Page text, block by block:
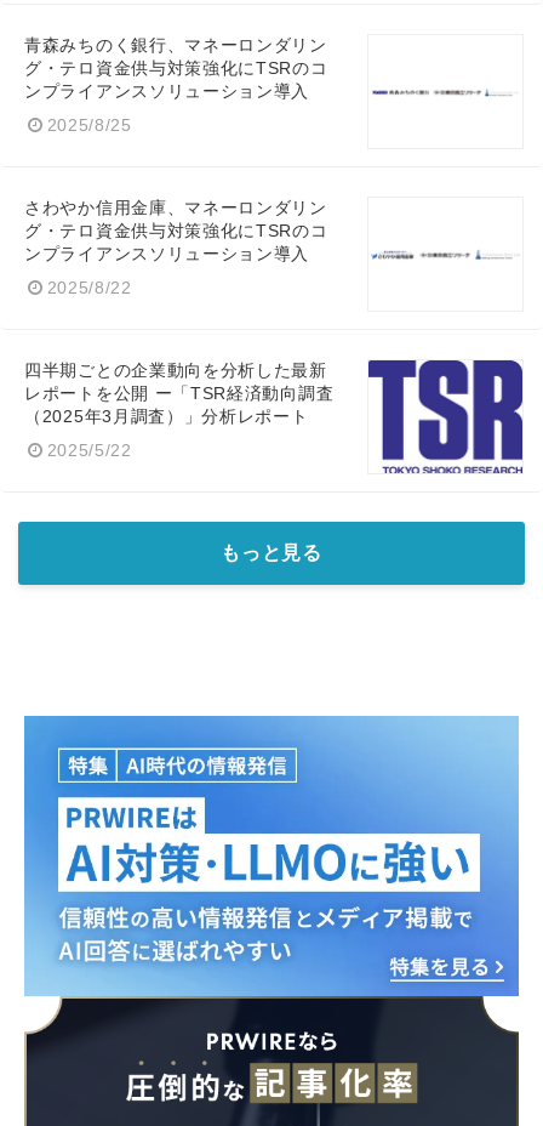
青森みちのく銀行、マネーロンダリン
グ・テロ資金供与対策強化にTSRのコ
ンプライアンスソリューション導入
2025/8/25
さわやか信用金庫、マネーロンダリン
グ・テロ資金供与対策強化にTSRのコ
ンプライアンスソリューション導入
2025/8/22
四半期ごとの企業動向を分析した最新
レポートを公開 ー「TSR経済動向調査
（2025年3月調査）」分析レポート
2025/5/22
もっと見る